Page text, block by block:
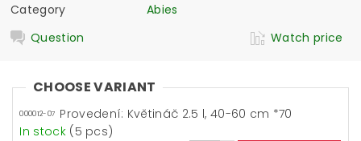
Category
Abies
Question
Watch price
CHOOSE VARIANT
000012-07 Provedení: Květináč 2.5 l, 40-60 cm *70
In stock (5 pcs)